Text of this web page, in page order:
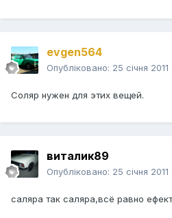
evgen564
Опубліковано: 25 січня 2011
Соляр нужен для этих вещей.
виталик89
Опубліковано: 25 січня 2011
саляра так саляра,всё равно